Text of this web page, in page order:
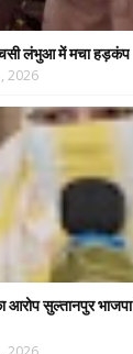
लंभुआ में मचा हड़कंप
2026
आरोप सुल्तानपुर